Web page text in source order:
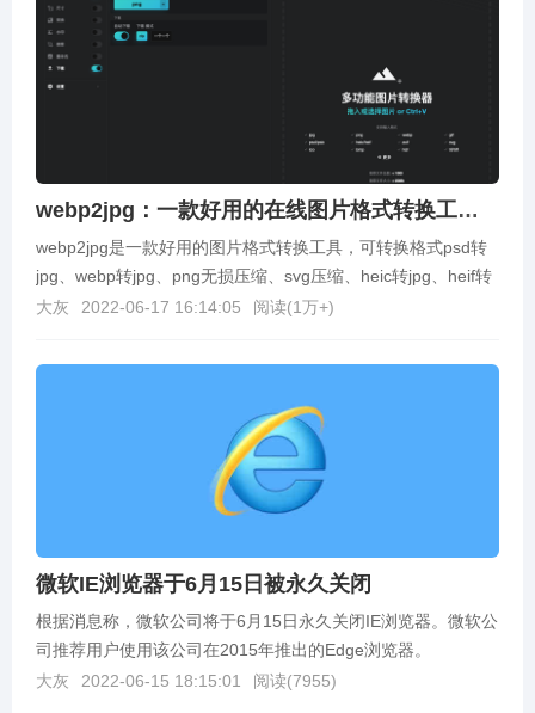
webp2jpg：一款好用的在线图片格式转换工具，支持webp格式转换
webp2jpg是一款好用的图片格式转换工具，可转换格式psd转
jpg、webp转jpg、png无损压缩、svg压缩、heic转jpg、heif转
jpg、tif...
大灰 2022-06-17 16:14:05 阅读(1万+)
微软IE浏览器于6月15日被永久关闭
根据消息称，微软公司将于6月15日永久关闭IE浏览器。微软公
司推荐用户使用该公司在2015年推出的Edge浏览器。
大灰
2022-06-15 18:15:01 阅读(7955)